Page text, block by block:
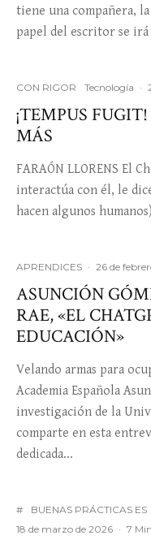
tiene una compañera,
papel del escritor se
CON RIGOR Tecnología ·
¡TEMPUS
MÁS
FARAÓN LLORENS El
interactúa con él, le
hacen algunos humanos)
APRENDICES · 26 de
ASUNCIÓN
RAE, «EL
EDUCACIÓN»
Velando armas para
Academia Española
investigación de la
comparte en esta
dedicada...
# BUENAS PRÁCTICAS ES
18 de marzo de 2026 · 7